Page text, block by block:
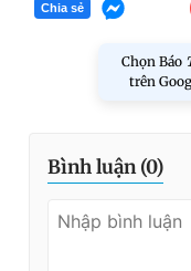
Chia sẻ
Chọn Báo
trên
Bình luận (0)